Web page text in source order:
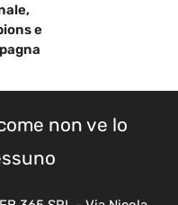
e
non ve lo